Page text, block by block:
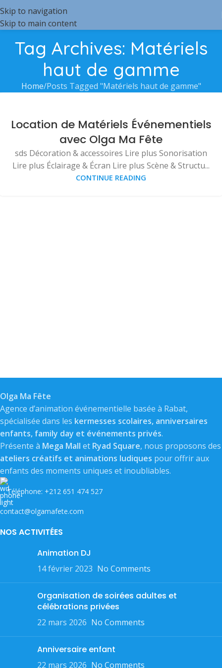
Skip to navigation
Skip to main content
Tag Archives: Matériels
haut de gamme
Home Posts Tagged "Matériels haut de gamme"
Location de Matériels Événementiels
avec Olga Ma Fête
sds Décoration & accessoires Lire plus Sonorisation
Lire plus Éclairage & Écran Lire plus Scène & Structu...
CONTINUE READING
Olga Ma Fête
Agence d’animation événementielle basée à Rabat,
spécialisée dans les kermesses scolaires, anniversaires
enfants, family day et événements privés.
Présente à Mega Mall et Ryad Square, nous proposons des
ateliers créatifs et animations ludiques pour offrir aux
enfants des moments uniques et inoubliables.
Téléphone: +212 651 474 527
contact@olgamafete.com
NOS ACTIVITÉES
Animation DJ
14 février 2023 No Comments
Organisation de soirées adultes et
célébrations privées
22 mars 2026 No Comments
Anniversaire enfant
22 mars 2026 No Comments